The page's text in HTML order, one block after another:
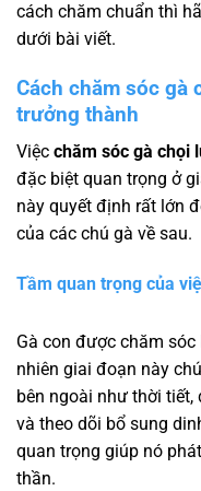
cách chăm chuẩn thì
dưới bài viết.
Cách chăm sóc gà
trưởng thành
Việc chăm sóc gà chọi
đặc biệt quan trọng ở
này quyết định rất lớn
của các chú gà về sau.
Tầm quan trọng của
Gà con được chăm
nhiên giai đoạn này
bên ngoài như thời
và theo dõi bổ sung
quan trọng giúp nó
thần.